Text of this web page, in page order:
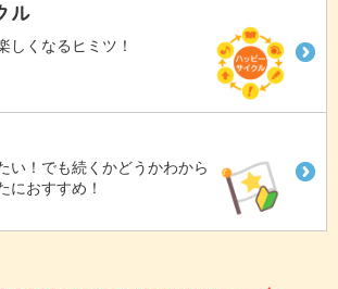
ル
しくなるヒミツ！
い！でも続くかどうかわから
におすすめ！